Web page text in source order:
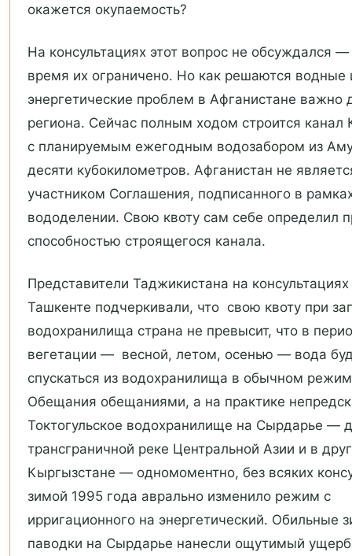
окажется окупаемость?
На консультациях этот вопрос не обсуждался
время их ограничено. Но как решаются водные
энергетические проблем в Афганистане важно
региона. Сейчас полным ходом строится канал
с планируемым ежегодным водозабором из
десяти кубокилометров. Афганистан не
участником Соглашения, подписанного в
вододелении. Свою квоту сам себе определил
способностью строящегося канала.
Представители Таджикистана на консультациях
Ташкенте подчеркивали, что свою квоту при
водохранилища страна не превысит, что в
вегетации — весной, летом, осенью — вода
спускаться из водохранилища в обычном
Обещания обещаниями, а на практике
Токтогульское водохранилище на Сырдарье —
трансграничной реке Центральной Азии и в
Кыргызстане — одномоментно, без всяких
зимой 1995 года аврально изменило режим с
ирригационного на энергетический. Обильные
паводки на Сырдарье нанесли ощутимый